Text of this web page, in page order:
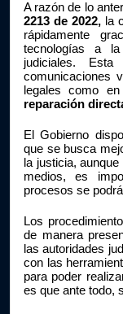
A razón de lo
2213 de 2022, la
rápidamente
tecnologías a
judiciales.
comunicaciones
legales como
reparación
El Gobierno
que se busca
la justicia,
medios, es
procesos se
Los
de manera
las autoridades
con las
para poder
es que ante todo,